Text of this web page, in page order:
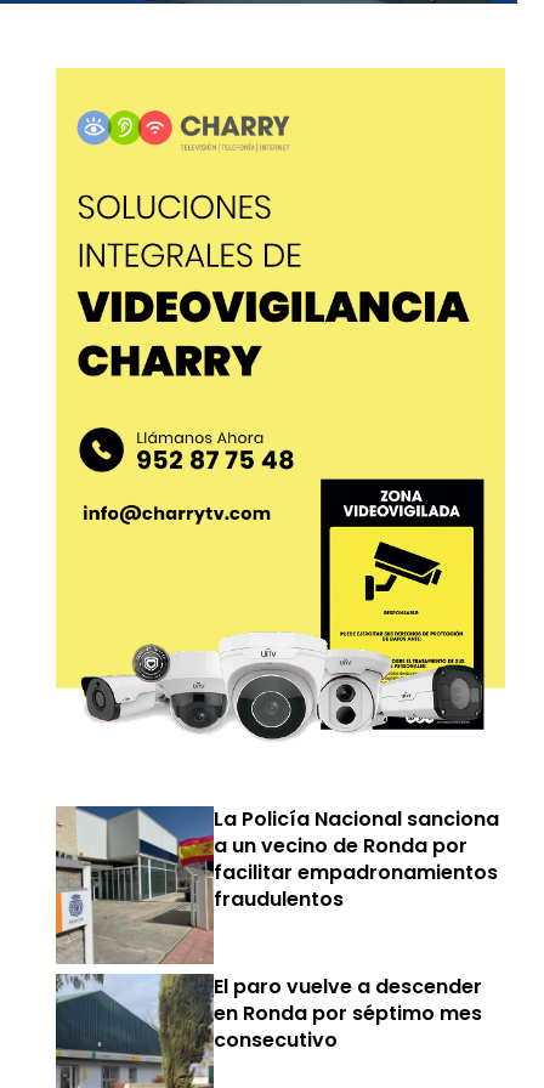
La Policía Nacional sanciona
a un vecino de Ronda por
facilitar empadronamientos
fraudulentos
El paro vuelve a descender
en Ronda por séptimo mes
consecutivo